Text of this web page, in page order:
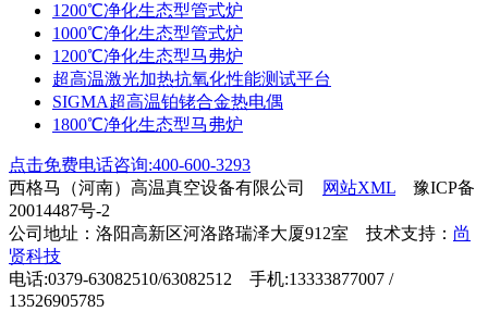
1200℃净化生态型管式炉
1000℃净化生态型管式炉
1200℃净化生态型马弗炉
超高温激光加热抗氧化性能测试平台
SIGMA超高温铂铑合金热电偶
1800℃净化生态型马弗炉
点击免费电话咨询:400-600-3293
西格马（河南）高温真空设备有限公司
网站XML 豫ICP备
20014487号-2
公司地址：洛阳高新区河洛路瑞泽大厦912室 技术支持： 尚
贤科技
电话:0379-63082510/63082512 手机:13333877007 /
13526905785